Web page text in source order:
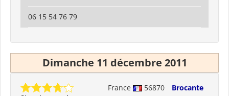
06 15 54 76 79
Dimanche 11 décembre 2011
France 56870
Brocante